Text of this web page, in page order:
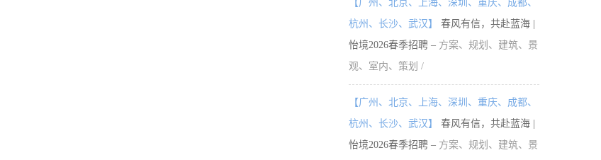
【广州、北京、上海、深圳、重庆、成都、
杭州、长沙、武汉】
春风有信，共赴蓝海 |
怡境2026春季招聘 – 方案、规划、建筑、景
观、室内、策划 /
【广州、北京、上海、深圳、重庆、成都、
杭州、长沙、武汉】
春风有信，共赴蓝海 |
怡境2026春季招聘 – 方案、规划、建筑、景